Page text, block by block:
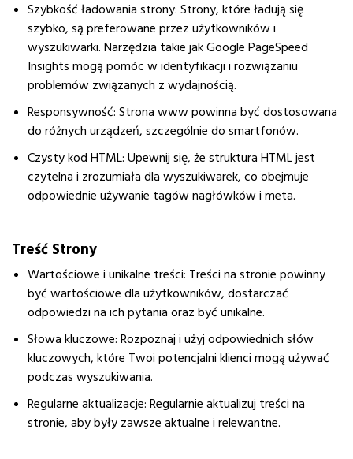
Szybkość ładowania strony: Strony, które ładują się
szybko, są preferowane przez użytkowników i
wyszukiwarki. Narzędzia takie jak Google PageSpeed
Insights mogą pomóc w identyfikacji i rozwiązaniu
problemów związanych z wydajnością.
Responsywność: Strona www powinna być dostosowana
do różnych urządzeń, szczególnie do smartfonów.
Czysty kod HTML: Upewnij się, że struktura HTML jest
czytelna i zrozumiała dla wyszukiwarek, co obejmuje
odpowiednie używanie tagów nagłówków i meta.
Treść Strony
Wartościowe i unikalne treści: Treści na stronie powinny
być wartościowe dla użytkowników, dostarczać
odpowiedzi na ich pytania oraz być unikalne.
Słowa kluczowe: Rozpoznaj i użyj odpowiednich słów
kluczowych, które Twoi potencjalni klienci mogą używać
podczas wyszukiwania.
Regularne aktualizacje: Regularnie aktualizuj treści na
stronie, aby były zawsze aktualne i relewantne.